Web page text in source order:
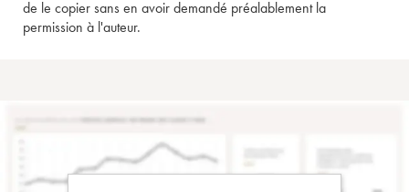
de le copier sans en avoir demandé préalablement la
permission à l'auteur.